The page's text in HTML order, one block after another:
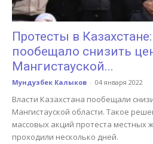
Протесты в
пообещало снизить
Мангистауской...
Мундузбек Калыков - 04 января 2022
Власти Казахстана пообещали
Мангистауской области. Такое
массовых акций протеста местных
проходили несколько дней.